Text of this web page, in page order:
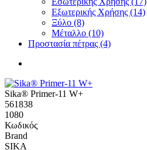
Εξωτερικής Χρήσης (14)
Ξύλο (8)
Μέταλλο (10)
Προστασία πέτρας (4)
Sika® Primer-11 W+
561838
1080
Κωδικός
Brand
SIKA